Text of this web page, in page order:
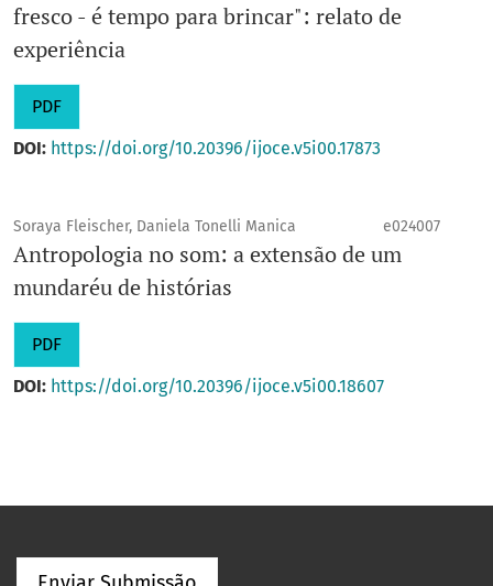
fresco - é tempo para brincar": relato de
experiência
PDF
DOI: https://doi.org/10.20396/ijoce.v5i00.17873
Soraya Fleischer, Daniela Tonelli Manica e024007
Antropologia no som: a extensão de um
mundaréu de histórias
PDF
DOI: https://doi.org/10.20396/ijoce.v5i00.18607